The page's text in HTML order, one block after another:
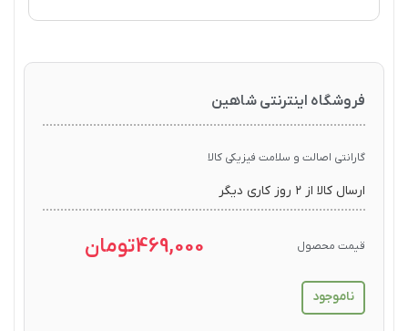
فروشگاه اینترنتی شاهین
گارانتی اصالت و سلامت فیزیکی کالا
ارسال کالا از ۲ روز کاری دیگر
قیمت محصول 469,000تومان
ناموجود